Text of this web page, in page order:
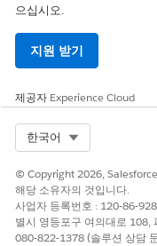
개선을
으십시오.
지원 받기
제공자 Experience Cloud
한국어
© Copyright 2026,
해당 소유자의 것입니다.
사업자 등록번호 : 120-86-
별시 영등포구 여의대로 108,
080-822-1378 (솔루션 상담